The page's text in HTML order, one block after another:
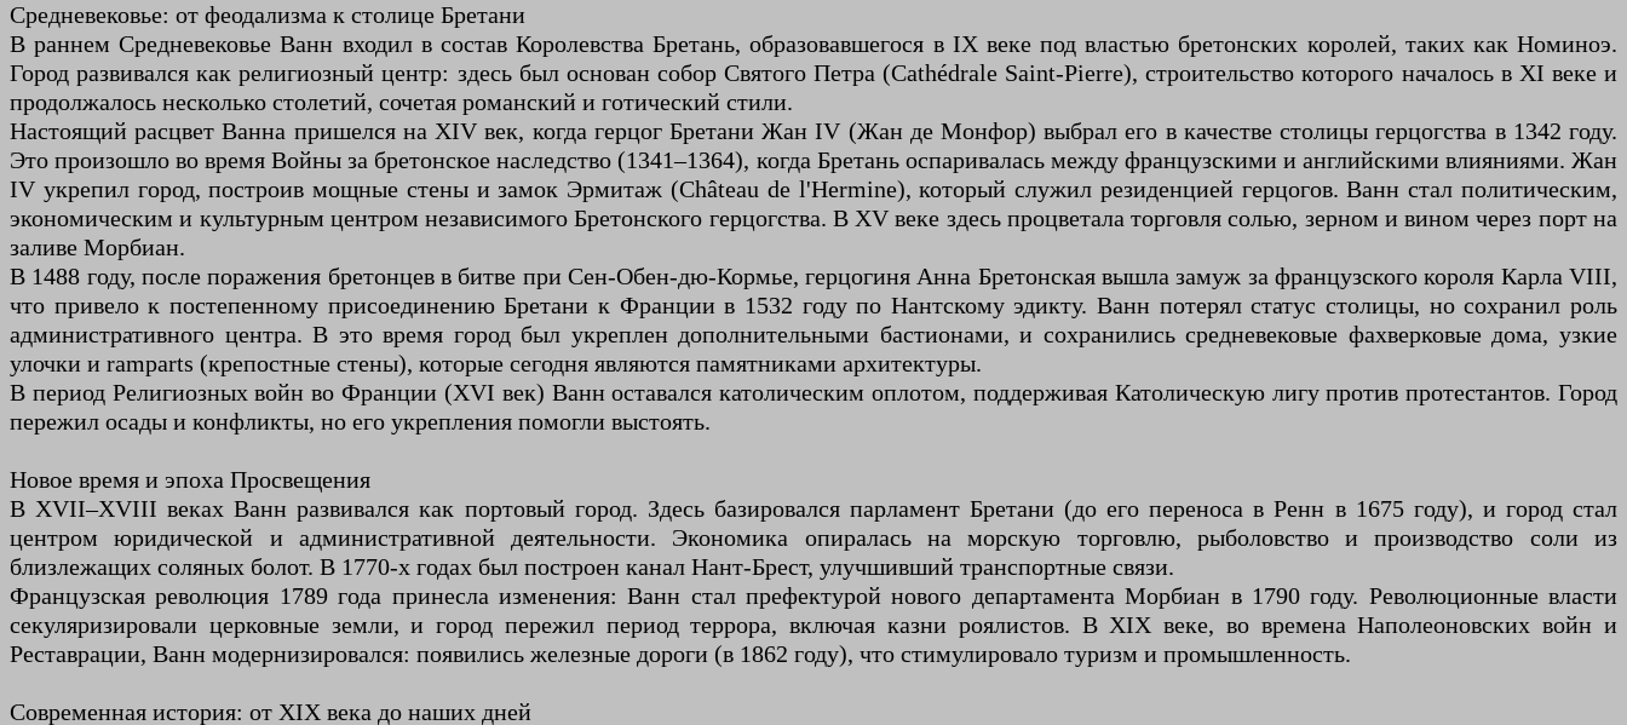
Средневековье: от феодализма к столице Бретани
В раннем Средневековье Ванн входил в состав Королевства Бретань, образовавшегося в IX веке под властью бретонских королей, таких как Номиноэ.
Город развивался как религиозный центр: здесь был основан собор Святого Петра (Cathédrale Saint-Pierre), строительство которого началось в XI веке и
продолжалось несколько столетий, сочетая романский и готический стили.
Настоящий расцвет Ванна пришелся на XIV век, когда герцог Бретани Жан IV (Жан де Монфор) выбрал его в качестве столицы герцогства в 1342 году.
Это произошло во время Войны за бретонское наследство (1341–1364), когда Бретань оспаривалась между французскими и английскими влияниями. Жан
IV укрепил город, построив мощные стены и замок Эрмитаж (Château de l'Hermine), который служил резиденцией герцогов. Ванн стал политическим,
экономическим и культурным центром независимого Бретонского герцогства. В XV веке здесь процветала торговля солью, зерном и вином через порт на
заливе Морбиан.
В 1488 году, после поражения бретонцев в битве при Сен-Обен-дю-Кормье, герцогиня Анна Бретонская вышла замуж за французского короля Карла VIII,
что привело к постепенному присоединению Бретани к Франции в 1532 году по Нантскому эдикту. Ванн потерял статус столицы, но сохранил роль
административного центра. В это время город был укреплен дополнительными бастионами, и сохранились средневековые фахверковые дома, узкие
улочки и ramparts (крепостные стены), которые сегодня являются памятниками архитектуры.
В период Религиозных войн во Франции (XVI век) Ванн оставался католическим оплотом, поддерживая Католическую лигу против протестантов. Город
пережил осады и конфликты, но его укрепления помогли выстоять.
Новое время и эпоха Просвещения
В XVII–XVIII веках Ванн развивался как портовый город. Здесь базировался парламент Бретани (до его переноса в Ренн в 1675 году), и город стал
центром юридической и административной деятельности. Экономика опиралась на морскую торговлю, рыболовство и производство соли из
близлежащих соляных болот. В 1770-х годах был построен канал Нант-Брест, улучшивший транспортные связи.
Французская революция 1789 года принесла изменения: Ванн стал префектурой нового департамента Морбиан в 1790 году. Революционные власти
секуляризировали церковные земли, и город пережил период террора, включая казни роялистов. В XIX веке, во времена Наполеоновских войн и
Реставрации, Ванн модернизировался: появились железные дороги (в 1862 году), что стимулировало туризм и промышленность.
Современная история: от XIX века до наших дней